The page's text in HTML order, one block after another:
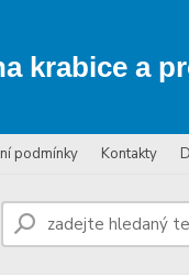
krabice a
podmínky Kontakty